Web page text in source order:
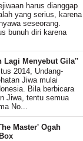
harus dianggap
yang serius, karena
seseorang.
bunuh diri karena
Lagi Menyebut Gila''
2014, Undang-
Jiwa mulai
Bila berbicara
Jiwa, tentu semua
No...
Master' Ogah